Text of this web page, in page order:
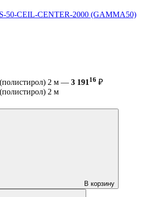
50-CEIL-CENTER-2000 (GAMMA50)
2 м — 3 191 16 ₽
2 м
В корзину